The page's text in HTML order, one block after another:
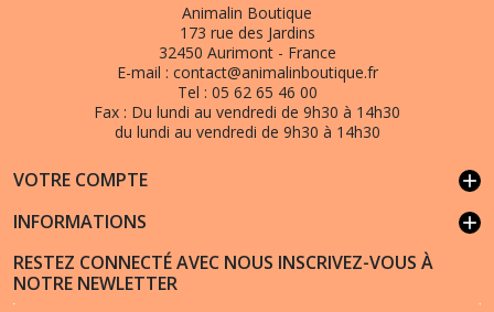
Animalin Boutique
173 rue des Jardins
32450 Aurimont - France
E-mail : contact@animalinboutique.fr
Tel : 05 62 65 46 00
Fax : Du lundi au vendredi de 9h30 à 14h30
du lundi au vendredi de 9h30 à 14h30
VOTRE COMPTE add
INFORMATIONS add
RESTEZ CONNECTÉ AVEC NOUS INSCRIVEZ-VOUS À
NOTRE NEWLETTER